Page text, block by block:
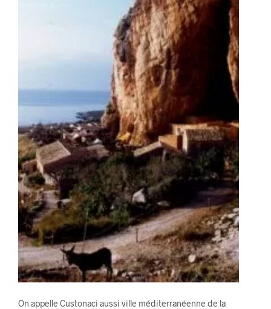
On appelle Custonaci aussi ville méditerranéenne de la